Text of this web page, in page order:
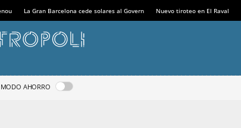
La Gran Barcelona cede solares al Govern Nuevo tiroteo en El Raval
AHORRO